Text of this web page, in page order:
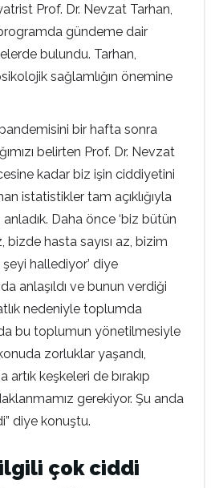
Prof. Dr. Nevzat Tarhan,
programda gündeme dair
bulundu. Tarhan,
sağlamlığın önemine
bir hafta sonra
belirten Prof. Dr. Nevzat
kadar biz işin ciddiyetini
istatistikler tam açıklığıyla
Daha önce ‘biz bütün
hasta sayısı az, bizim
hallediyor’ diye
anlaşıldı ve bunun verdiği
nedeniyle toplumda
bu toplumun yönetilmesiyle
zorluklar yaşandı,
artık keşkeleri de bırakıp
gerekiyor. Şu anda
diye konuştu.
çok ciddi